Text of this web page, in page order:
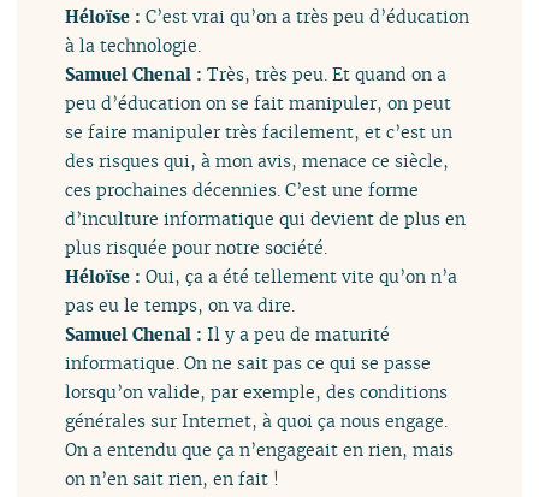
Héloïse :C’est vrai qu’on a très peu d’éducation
à la technologie.
Samuel Chenal :Très, très peu. Et quand on a
peu d’éducation on se fait manipuler, on peut
se faire manipuler très facilement, et c’est un
des risques qui, à mon avis, menace ce siècle,
ces prochaines décennies. C’est une forme
d’inculture informatique qui devient de plus en
plus risquée pour notre société.
Héloïse :Oui, ça a été tellement vite qu’on n’a
pas eu le temps, on va dire.
Samuel Chenal :Il y a peu de maturité
informatique. On ne sait pas ce qui se passe
lorsqu’on valide, par exemple, des conditions
générales sur Internet, à quoi ça nous engage.
On a entendu que ça n’engageait en rien, mais
on n’en sait rien, en fait !